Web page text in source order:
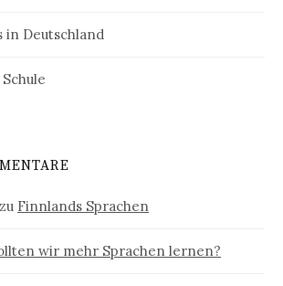
in Deutschland
zu Finnlands Sprachen
wir mehr Sprachen lernen?